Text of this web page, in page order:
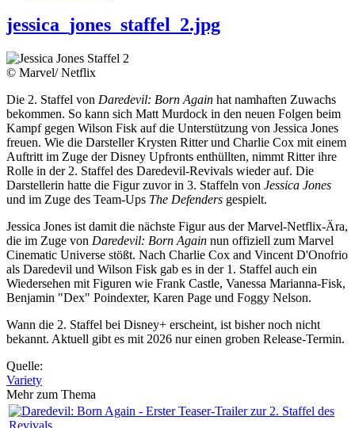
jessica_jones_staffel_2.jpg
© Marvel/ Netflix
Die 2. Staffel von Daredevil: Born Again hat namhaften Zuwachs
bekommen. So kann sich Matt Murdock in den neuen Folgen beim
Kampf gegen Wilson Fisk auf die Unterstützung von Jessica Jones
freuen. Wie die Darsteller Krysten Ritter und Charlie Cox mit einem
Auftritt im Zuge der Disney Upfronts enthüllten, nimmt Ritter ihre
Rolle in der 2. Staffel des Daredevil-Revivals wieder auf. Die
Darstellerin hatte die Figur zuvor in 3. Staffeln von Jessica Jones
und im Zuge des Team-Ups The Defenders gespielt.
Jessica Jones ist damit die nächste Figur aus der Marvel-Netflix-Ära,
die im Zuge von Daredevil: Born Again nun offiziell zum Marvel
Cinematic Universe stößt. Nach Charlie Cox and Vincent D'Onofrio
als Daredevil und Wilson Fisk gab es in der 1. Staffel auch ein
Wiedersehen mit Figuren wie Frank Castle, Vanessa Marianna-Fisk,
Benjamin "Dex" Poindexter, Karen Page und Foggy Nelson.
Wann die 2. Staffel bei Disney+ erscheint, ist bisher noch nicht
bekannt. Aktuell gibt es mit 2026 nur einen groben Release-Termin.
Quelle:
Variety
Mehr zum Thema